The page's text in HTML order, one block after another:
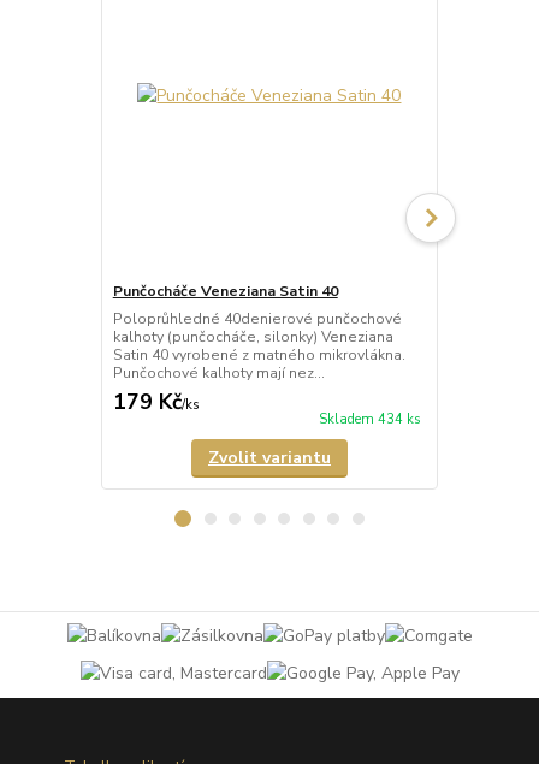
Punčocháče Veneziana Satin 40
Poloprůhledné 40denierové punčochové
kalhoty (punčocháče, silonky) Veneziana
Satin 40 vyrobené z matného mikrovlákna.
Punčochové kalhoty mají nez...
179 Kč/ks
Skladem 434 ks
Zvolit variantu